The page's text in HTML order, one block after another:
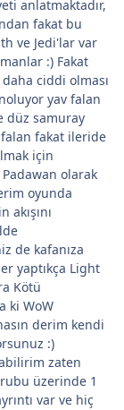
anlatmaktadır,
fakat bu
ve Jedi'lar var
:) Fakat
ciddi olması
yav falan
düz samuray
falan fakat ileride
için
olarak
oyunda
de kafanıza
yaptıkça Light
Kötü
ki WoW
derim kendi
:)
zaten
üzerinde 1
var ve hiç